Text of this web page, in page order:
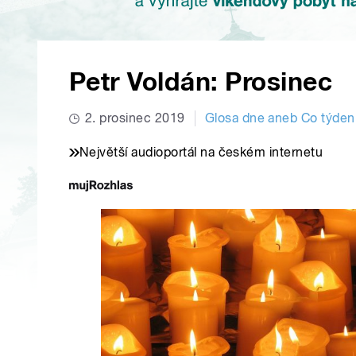
Petr Voldán: Prosinec
2. prosinec 2019 Glosa dne aneb Co
Největší audioportál na českém internetu